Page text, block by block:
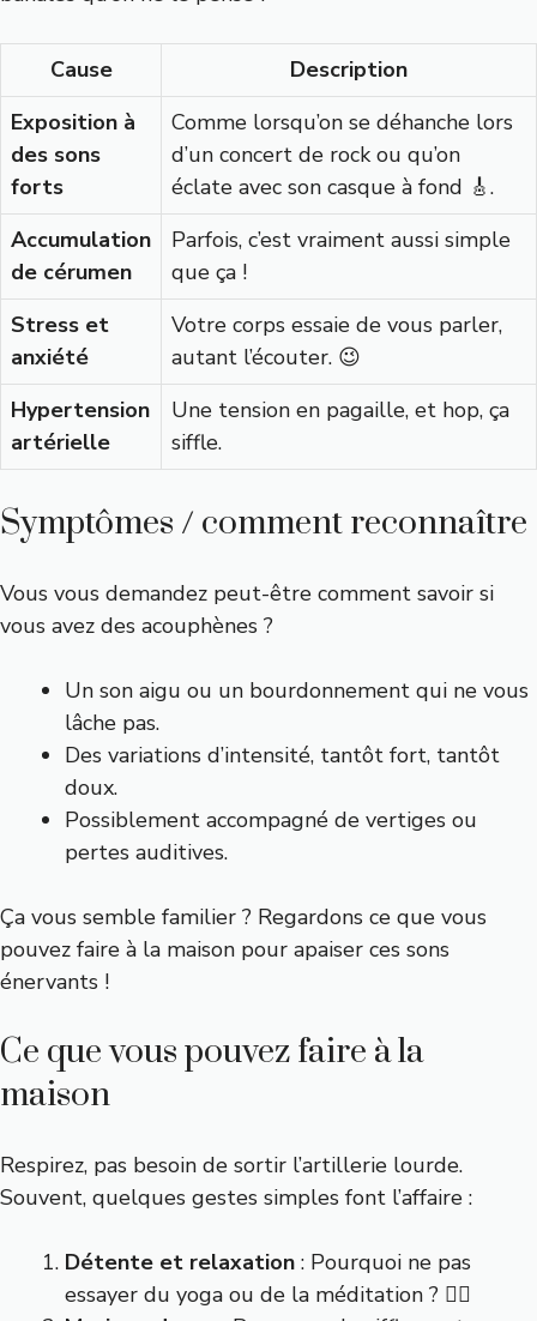
Cause
Description
Exposition à
des sons
forts
Comme lorsqu’on se déhanche lors
d’un concert de rock ou qu’on
éclate avec son casque à fond 🎸.
Accumulation
de cérumen
Parfois, c’est vraiment aussi simple
que ça !
Stress et
anxiété
Votre corps essaie de vous parler,
autant l’écouter. 😉
Hypertension
artérielle
Une tension en pagaille, et hop, ça
siffle.
Symptômes / comment reconnaître
Vous vous demandez peut-être comment savoir si
vous avez des acouphènes ?
Un son aigu ou un bourdonnement qui ne vous
lâche pas.
Des variations d’intensité, tantôt fort, tantôt
doux.
Possiblement accompagné de vertiges ou
pertes auditives.
Ça vous semble familier ? Regardons ce que vous
pouvez faire à la maison pour apaiser ces sons
énervants !
Ce que vous pouvez faire à la
maison
Respirez, pas besoin de sortir l’artillerie lourde.
Souvent, quelques gestes simples font l’affaire :
Détente et relaxation : Pourquoi ne pas
essayer du yoga ou de la méditation ? 🧘‍♂️